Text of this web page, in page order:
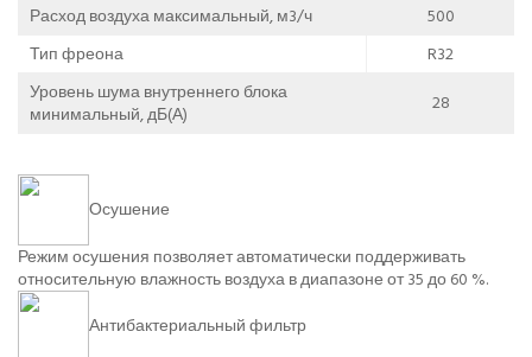
Расход воздуха максимальный, м3/ч
500
Тип фреона
R32
Уровень шума внутреннего блока
минимальный, дБ(А)
28
Осушение
Режим осушения позволяет автоматически поддерживать
относительную влажность воздуха в диапазоне от 35 до 60 %.
Антибактериальный фильтр